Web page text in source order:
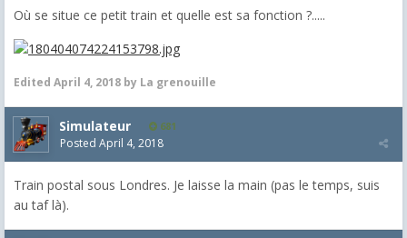
Où se situe ce petit train et quelle est sa fonction ?.....
Edited April 4, 2018 by La grenouille
Simulateur 681
Posted April 4, 2018
Train postal sous Londres. Je laisse la main (pas le temps, suis
au taf là).